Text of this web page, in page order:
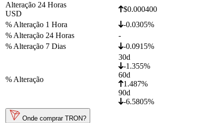
Alteração 24 Horas
USD
$0.000400
% Alteração 1 Hora
-0.0305%
% Alteração 24 Horas
-
% Alteração 7 Dias
-0.0915%
% Alteração
30d
-1.355%
60d
1.487%
90d
-6.5805%
Onde comprar TRON?